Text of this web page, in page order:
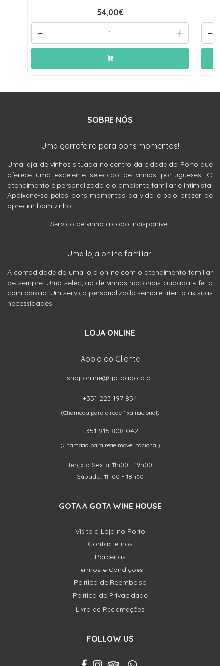
54,00€
+
- -
SOBRE NÓS
Uma garrafeira para bons momentos!
Uma loja de vinhos situada no centro da cidade do Porto que
oferece uma excelente selecção de vinhos portugueses. O
atendimento é personalizado e o ambiente familiar e intimista.
Apaixone-se pelos bons momentos da vida e pelo prazer de
apreciar bom vinho!
Serviço de vinho a copo indisponível.
Uma loja online familiar!
A comodidade de uma loja online com o atendimento familiar
de sempre. Uma selecção de vinhos nacionais cuidada e feita
com paixão. Um serviço personalizado sempre atento às suas
necessidades.
LOJA ONLINE
Apoio ao Cliente
shoponline@gotaagota.pt
+351 223 197 854
(Chamada para a rede fixa nacional)
+351 915 808 042
(Chamada para rede móvel nacional)
Terça a Sexta: 11h00 - 19h00
Sábado: 11h00 - 18h00
GOTA A GOTA WINE HOUSE
Visite a Loja no Porto
Contacte-nos
Parcerias
Termos e Condições
Política de Reembolso
Política de Privacidade
Livro de Reclamações
FOLLOW US